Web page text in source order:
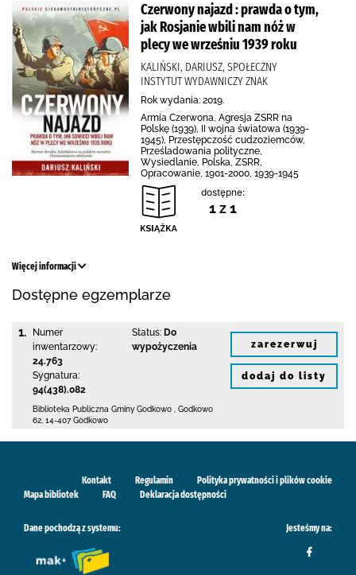
Czerwony najazd : prawda o tym,
jak Rosjanie wbili nam nóż w
plecy we wrześniu 1939 roku
KALIŃSKI, DARIUSZ, SPOŁECZNY
INSTYTUT WYDAWNICZY ZNAK
Rok wydania: 2019.
Armia Czerwona, Agresja ZSRR na
Polskę (1939), II wojna światowa (1939-
1945), Przestępczość cudzoziemców,
Prześladowania polityczne,
Wysiedlanie, Polska, ZSRR,
Opracowanie, 1901-2000, 1939-1945
dostępne:
1 z 1
Więcej informacji
Dostępne egzemplarze
1.
Numer
inwentarzowy:
24.763
Sygnatura:
94(438).082
Status: Do
wypożyczenia
Biblioteka Publiczna Gminy Godkowo
Godkowo
62 14-407 Godkowo
zarezerwuj
dodaj do listy
Kontakt Regulamin
Polityka prywatności i plików cookie
Mapa bibliotek
FAQ Deklaracja dostępności
Dane pochodzą z systemu: Jesteśmy na: